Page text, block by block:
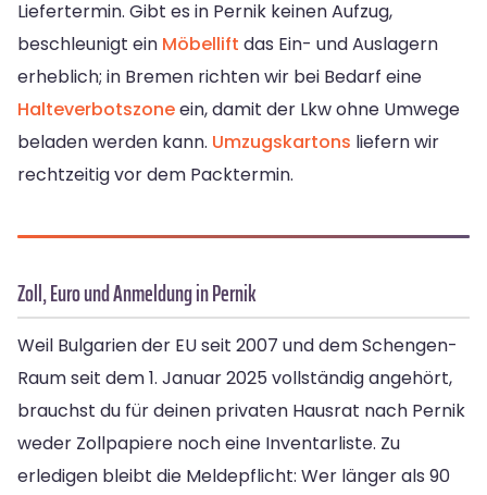
Liefertermin. Gibt es in Pernik keinen Aufzug,
beschleunigt ein Möbellift das Ein- und Auslagern
erheblich; in Bremen richten wir bei Bedarf eine
Halteverbotszoneein, damit der Lkw ohne Umwege
beladen werden kann. Umzugskartons liefern wir
rechtzeitig vor dem Packtermin.
Zoll, Euro und Anmeldung in Pernik
Weil Bulgarien der EU seit 2007 und dem Schengen-
Raum seit dem 1. Januar 2025 vollständig angehört,
brauchst du für deinen privaten Hausrat nach Pernik
weder Zollpapiere noch eine Inventarliste. Zu
erledigen bleibt die Meldepflicht: Wer länger als 90